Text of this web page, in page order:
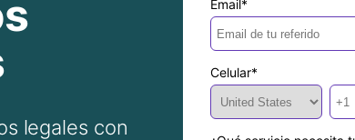
legales con
Email*
Celular*